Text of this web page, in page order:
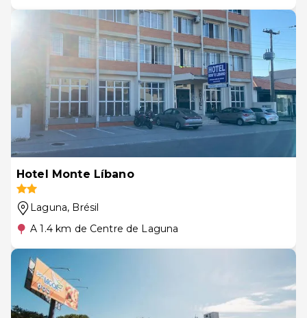
Hotel Monte Líbano
Laguna, Brésil
A 1.4 km de Centre de Laguna